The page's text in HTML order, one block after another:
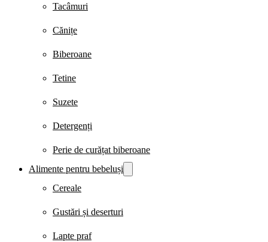
Tacâmuri
Cănițe
Biberoane
Tetine
Suzete
Detergenți
Perie de curățat biberoane
Alimente pentru bebeluși
Cereale
Gustări și deserturi
Lapte praf